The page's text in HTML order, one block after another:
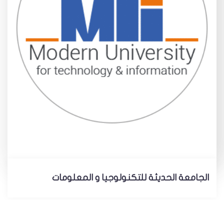
الجامعة الحديثة للتكنولوجيا و المعلومات